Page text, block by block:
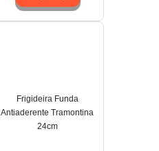
Frigideira Funda
Antiaderente Tramontina
24cm